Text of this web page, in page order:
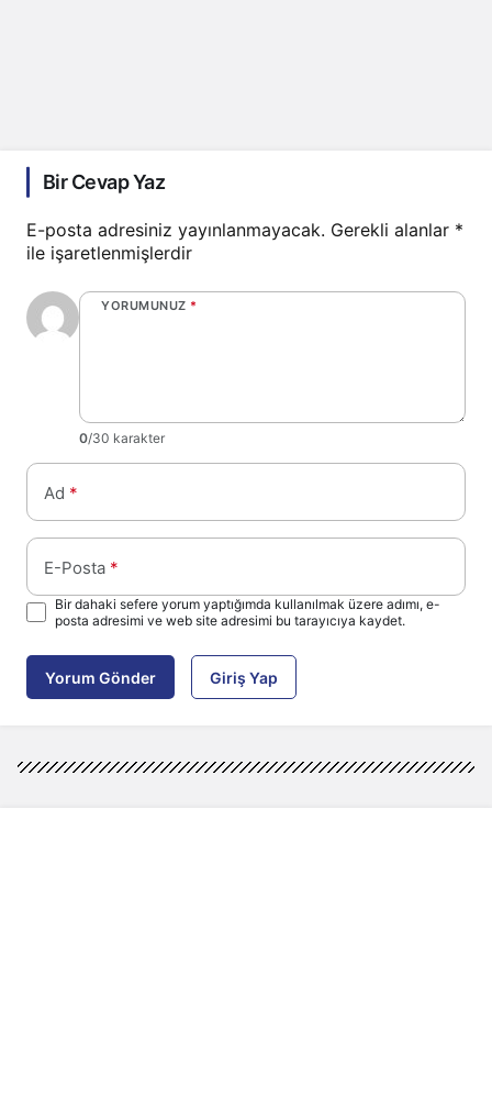
Bir Cevap Yaz
E-posta adresiniz yayınlanmayacak. Gerekli alanlar *
ile işaretlenmişlerdir
YORUMUNUZ *
0/30 karakter
Ad *
E-Posta *
Bir dahaki sefere yorum yaptığımda kullanılmak üzere adımı, e-
posta adresimi ve web site adresimi bu tarayıcıya kaydet.
Yorum Gönder Giriş Yap